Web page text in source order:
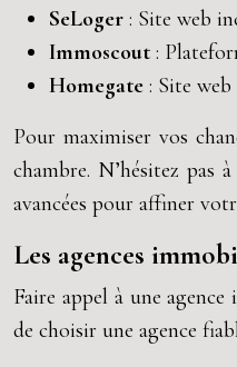
SeLoger : Site web
Immoscout :
Homegate : Site
Pour maximiser vos
chambre. N’hésitez pas
avancées pour affiner
Les agences
Faire appel à une
de choisir une agence